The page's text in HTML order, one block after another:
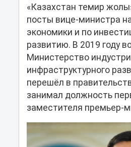
«Казахстан темир
посты вице-министра
экономики и по
развитию. В 2019 году
Министерство
инфраструктурного
перешёл в
занимал должность
заместителя премьер-